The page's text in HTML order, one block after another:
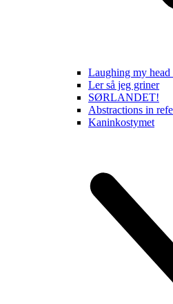
Laughing my
Ler så jeg griner
SØRLANDET!
Abstractions in
Kaninkostymet